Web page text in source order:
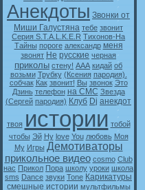
Анекдоты Звонки от
Миши Галустяна тебе звонит
Серия S.T.A.L.K.E.R Тихонов-На
Тайны пороге александр меня
звонят Не русские черная
приколы стену! ААА кидай об
возьми Трубку (Ксения пародия).
собчак Как звонит! Вы звонок Это
Дзинь телефон на СМС Звезда
(Сергей пародия) Клуб Dj анекдот
твоя истории тобой
чтобы Эй Ну love You любовь Моя
My Игры Демотиваторы
прикольное видео cosmo Club
нас Прикол Пора школу уроки школа
sms Dance звуки Tone Карикатуры
смешные истории мультфильмы